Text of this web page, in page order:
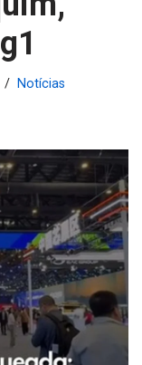
Notícias